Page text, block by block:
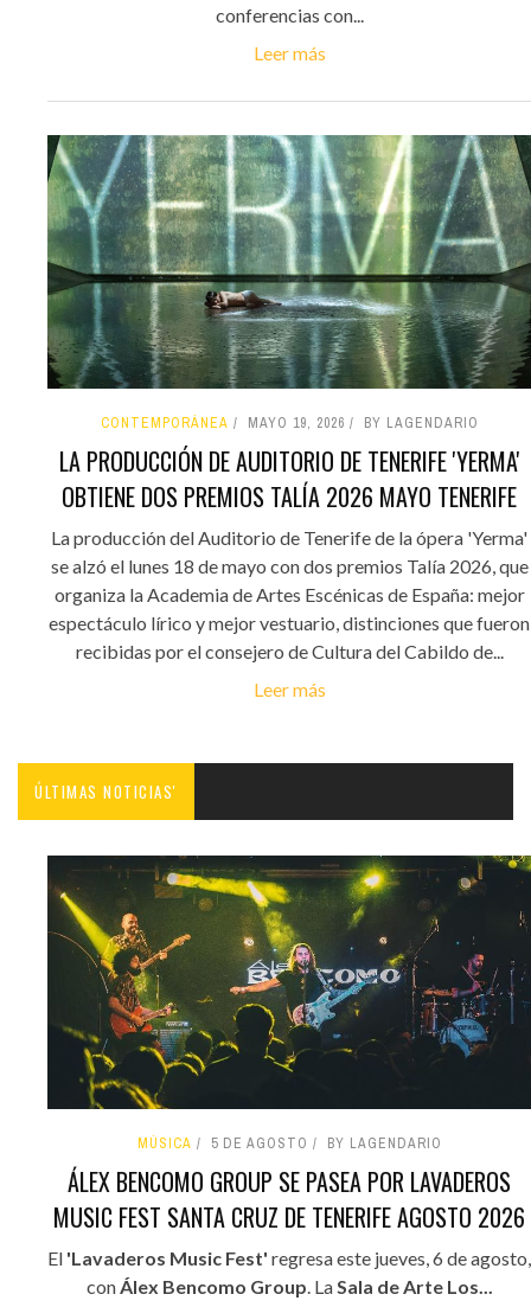
conferencias con...
Leer más
CONTEMPORÁNEA MAYO 19, 2026 BY LAGENDARIO
LA PRODUCCIÓN DE AUDITORIO DE TENERIFE 'YERMA'
OBTIENE DOS PREMIOS TALÍA 2026 MAYO TENERIFE
La producción del Auditorio de Tenerife de la ópera 'Yerma'
se alzó el lunes 18 de mayo con dos premios Talía 2026, que
organiza la Academia de Artes Escénicas de España: mejor
espectáculo lírico y mejor vestuario, distinciones que fueron
recibidas por el consejero de Cultura del Cabildo de...
Leer más
ÚLTIMAS NOTICIAS'
MÚSICA 5 DE AGOSTO BY LAGENDARIO
ÁLEX BENCOMO GROUP SE PASEA POR LAVADEROS
MUSIC FEST SANTA CRUZ DE TENERIFE AGOSTO 2026
El 'Lavaderos Music Fest' regresa este jueves, 6 de agosto,
conÁlex Bencomo Group. LaSala de Arte Los...